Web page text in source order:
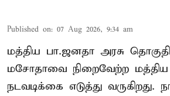
Published on: 07 Aug 2026, 9:34 am
மத்திய பா.ஜனதா அரசு
மசோதாவை நிறைவேற்ற மத்திய
நடவடிக்கை எடுத்து வருகிறது.